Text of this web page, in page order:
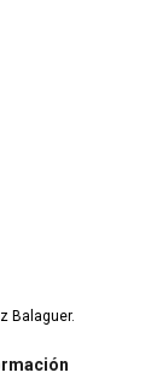
Balaguer.